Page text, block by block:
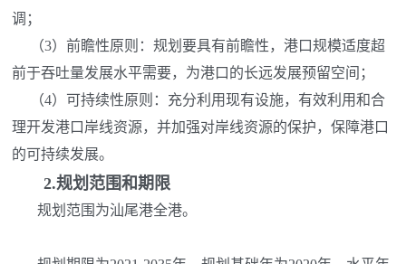
调；
（3）前瞻性原则：规划要具有前瞻性，港口规模适度超
前于吞吐量发展水平需要，为港口的长远发展预留空间；
（4）可持续性原则：充分利用现有设施，有效利用和合
理开发港口岸线资源，并加强对岸线资源的保护，保障港口
的可持续发展。
2.规划范围和期限
规划范围为汕尾港全港。